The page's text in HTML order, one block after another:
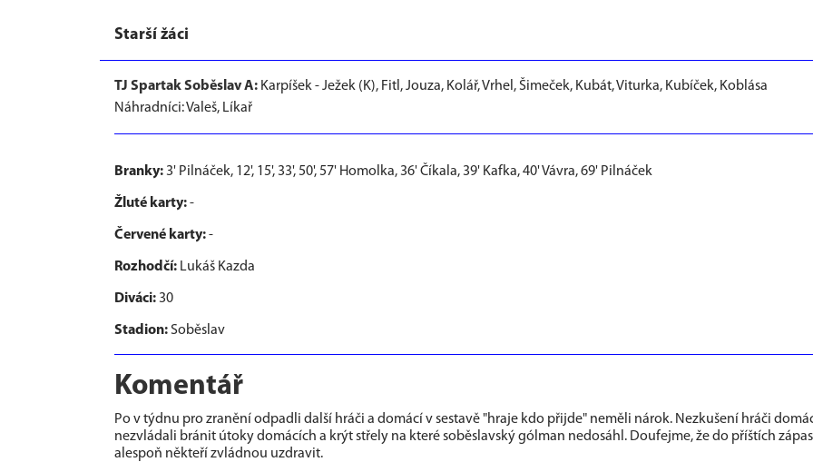
Starší žáci
TJ Spartak Soběslav A: Karpíšek - Ježek (K), Fitl, Jouza, Kolář, Vrhel, Šimeček, Kubát, Viturka, Kubíček, Koblása
Náhradníci: Valeš, Líkař
Branky: 3' Pilnáček, 12', 15', 33', 50', 57' Homolka, 36' Číkala, 39' Kafka, 40' Vávra, 69' Pilnáček
Žluté karty:-
Červené karty:-
Rozhodčí: Lukáš Kazda
Diváci: 30
Stadion: Soběslav
Komentář
Po v týdnu pro zranění odpadli další hráči a domácí v sestavě "hraje kdo přijde" neměli nárok. Nezkušení hráči
nezvládali bránit útoky domácích a krýt střely na které soběslavský gólman nedosáhl. Doufejme, že do příštích
alespoň někteří zvládnou uzdravit.